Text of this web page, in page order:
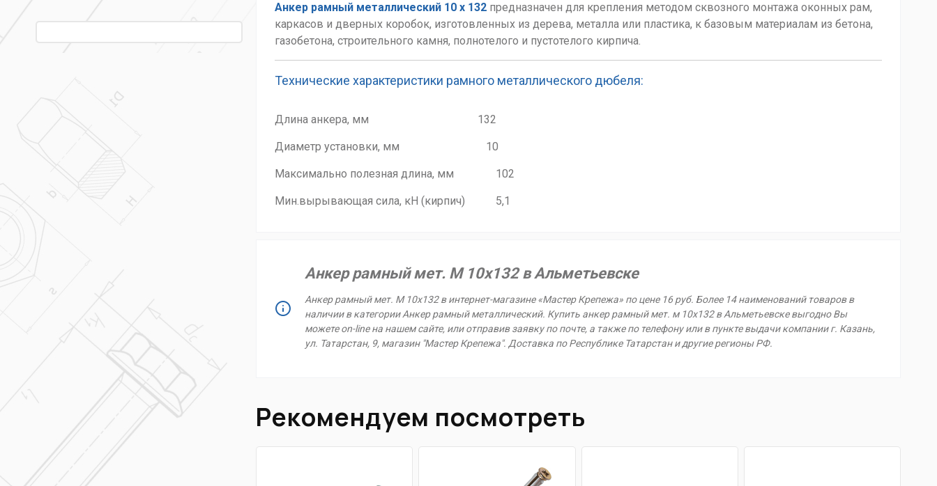
Анкер рамный металлический 10 х 132 предназначен для крепления методом сквозного монтажа оконных рам,
каркасов и дверных коробок, изготовленных из дерева, металла или пластика, к базовым материалам из бетона,
газобетона, строительного камня, полнотелого и пустотелого кирпича.
Технические характеристики рамного металлического дюбеля:
Длина анкера, мм 132
Диаметр установки, мм 10
Максимально полезная длина, мм 102
Мин.вырывающая сила, кН (кирпич) 5,1
Анкер рамный мет. М 10х132 в Альметьевске
Анкер рамный мет. М 10х132 в интернет-магазине «Мастер Крепежа» по цене 16 руб. Более 14 наименований товаров в
наличии в категории Анкер рамный металлический. Купить анкер рамный мет. м 10х132 в Альметьевске выгодно Вы
можете on-line на нашем сайте, или отправив заявку по почте, а также по телефону или в пункте выдачи компании г. Казань,
ул. Татарстан, 9, магазин "Мастер Крепежа". Доставка по Республике Татарстан и другие регионы РФ.
Рекомендуем посмотреть